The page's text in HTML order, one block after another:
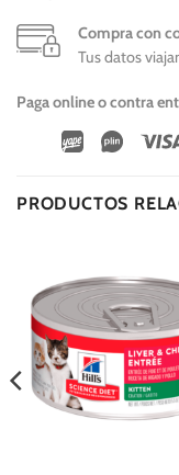
Compra con
Tus datos
Paga online o contra
Wirecard
Vipps
PRODUCTOS